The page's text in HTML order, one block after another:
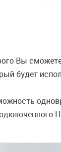
Вы
будет